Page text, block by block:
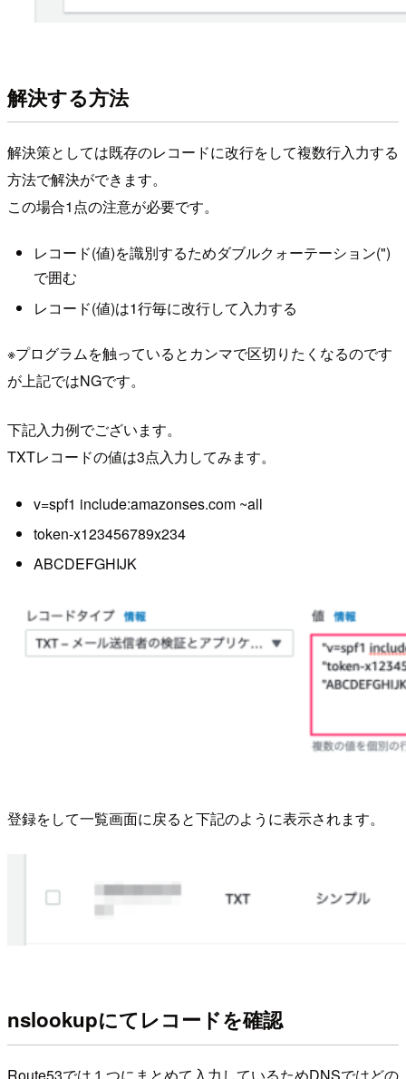
解決する方法
解決策としては既存のレコードに改行をして複数行入力する
方法で解決ができます。
この場合1点の注意が必要です。
レコード(値)を識別するためダブルクォーテーション(")
で囲む
レコード(値)は1行毎に改行して入力する
※プログラムを触っているとカンマで区切りたくなるのです
が上記ではNGです。
下記入力例でございます。
TXTレコードの値は3点入力してみます。
v=spf1 include:amazonses.com ~all
token-x123456789x234
ABCDEFGHIJK
登録をして一覧画面に戻ると下記のように表示されます。
nslookupにてレコードを確認
Route53では１つにまとめて入力しているためDNSではどの